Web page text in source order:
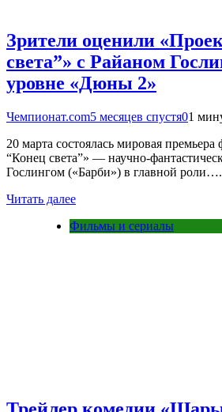
Зрители оценили
света”» с Райаном
уровне «Дюны 2»
Чемпионат.com5 месяцев спустя01
20 марта состоялась мировая
“Конец света”» — научно-
Гослингом («Барби») в главной роли….
Читать далее
Фильмы и сериалы